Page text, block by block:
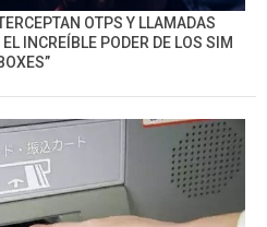
OTPS Y LLAMADAS
INCREÍBLE PODER DE LOS SIM